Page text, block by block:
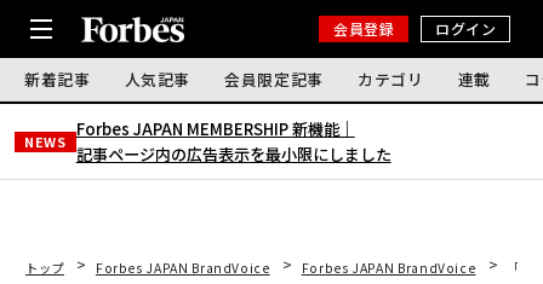
会員登録 ログイン
新着記事 人気記事 会員限定記事 カテゴリ 連載
NEWS
Forbes JAPAN MEMBERSHIP 新機能｜
記事ページ内の広告表示を最小限にしました
トップ Forbes JAPAN BrandVoice Forbes JAPAN BrandVoice 「